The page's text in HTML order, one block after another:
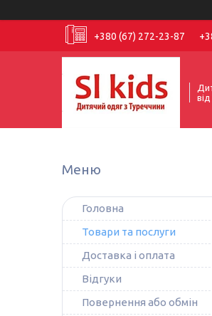
+380 (67) 272-23-87
Головна
Товари та послуги
Доставка і оплата
Відгуки
Повернення або обмін